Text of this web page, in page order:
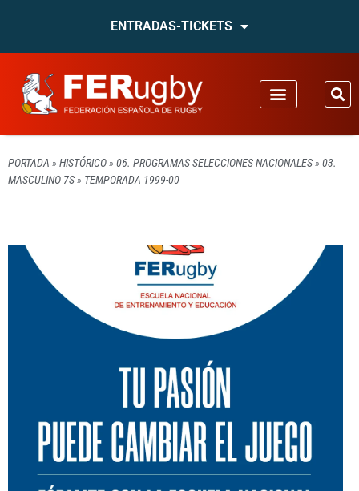
ENTRADAS-TICKETS
PORTADA » HISTÓRICO» 06. PROGRAMAS SELECCIONES NACIONALES» 03.
MASCULINO 7S» TEMPORADA 1999-00